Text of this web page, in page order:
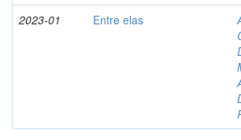
2023-01 Entre elas